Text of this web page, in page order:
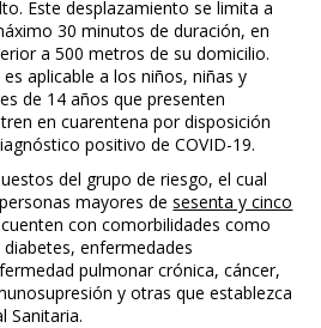
Este desplazamiento se limita a
30 minutos de duración, en
a 500 metros de su domicilio.
aplicable a los niños, niñas y
de 14 años que presenten
en cuarentena por disposición
positivo de COVID-19.
del grupo de riesgo, el cual
mayores desesenta y cinco
con comorbilidades como
enfermedades
pulmonar crónica, cáncer,
y otras que establezca
Sanitaria.